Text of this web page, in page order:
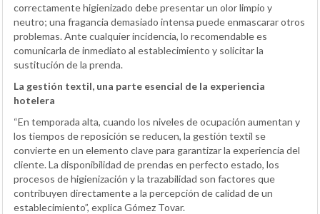
correctamente higienizado debe presentar un olor limpio y
neutro; una fragancia demasiado intensa puede enmascarar otros
problemas. Ante cualquier incidencia, lo recomendable es
comunicarla de inmediato al establecimiento y solicitar la
sustitución de la prenda.
La gestión textil, una parte esencial de la experiencia
hotelera
“En temporada alta, cuando los niveles de ocupación aumentan y
los tiempos de reposición se reducen, la gestión textil se
convierte en un elemento clave para garantizar la experiencia del
cliente. La disponibilidad de prendas en perfecto estado, los
procesos de higienización y la trazabilidad son factores que
contribuyen directamente a la percepción de calidad de un
establecimiento”, explica Gómez Tovar.